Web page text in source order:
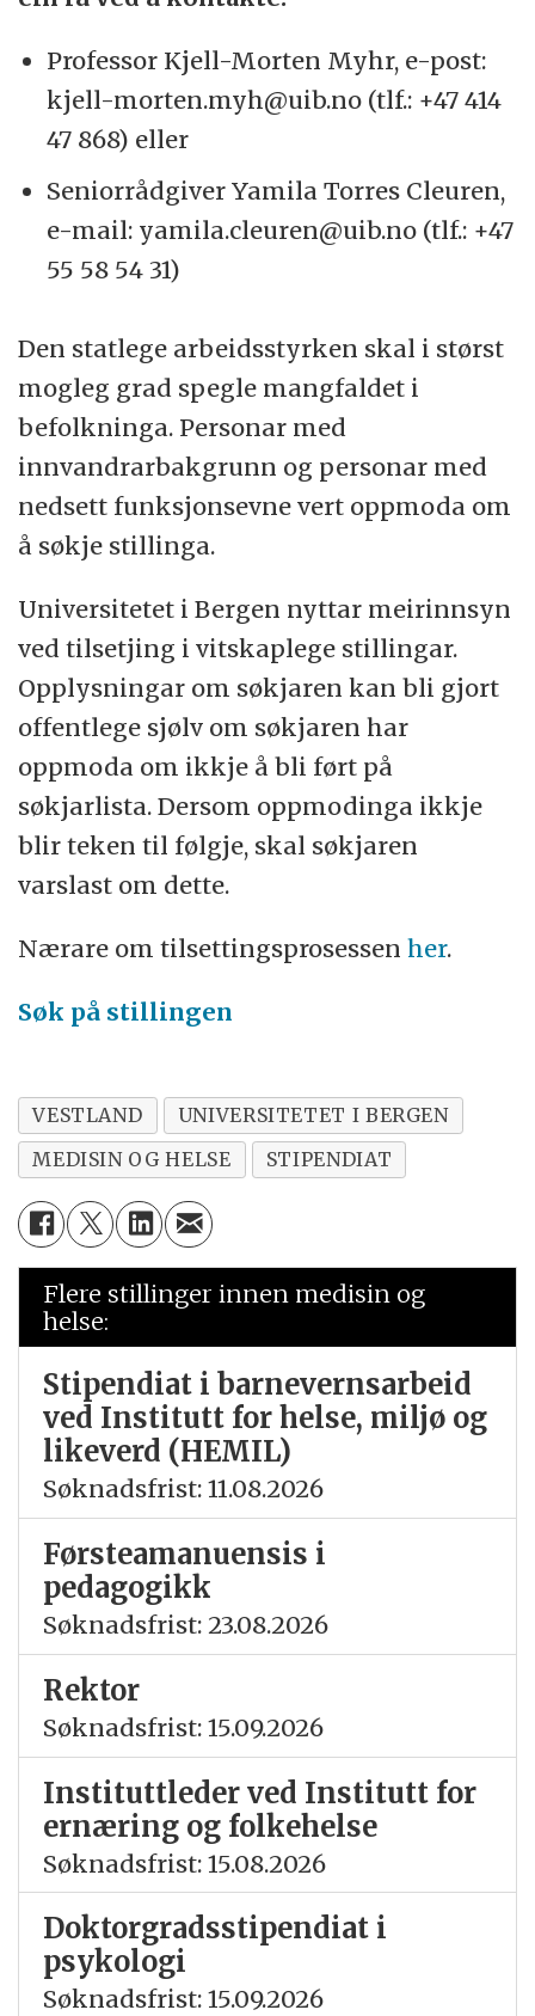
Professor Kjell-Morten Myhr, e-post:
kjell-morten.myh@uib.no (tlf.: +47 414
47 868) eller
Seniorrådgiver Yamila Torres Cleuren,
e-mail: yamila.cleuren@uib.no (tlf.: +47
55 58 54 31)
Den statlege arbeidsstyrken skal i størst
mogleg grad spegle mangfaldet i
befolkninga. Personar med
innvandrarbakgrunn og personar med
nedsett funksjonsevne vert oppmoda om
å søkje stillinga.
Universitetet i Bergen nyttar meirinnsyn
ved tilsetjing i vitskaplege stillingar.
Opplysningar om søkjaren kan bli gjort
offentlege sjølv om søkjaren har
oppmoda om ikkje å bli ført på
søkjarlista. Dersom oppmodinga ikkje
blir teken til følgje, skal søkjaren
varslast om dette.
Nærare om tilsettingsprosessenher.
Søk på stillingen
VESTLAND
UNIVERSITETET I BERGEN
MEDISIN OG HELSE
STIPENDIAT
Flere stillinger innen medisin og
helse:
Stipendiat i barnevernsarbeid
ved Institutt for helse, miljø og
likeverd (HEMIL)
Søknadsfrist: 11.08.2026
Førsteamanuensis i
pedagogikk
Søknadsfrist: 23.08.2026
Rektor
Søknadsfrist: 15.09.2026
Instituttleder ved Institutt for
ernæring og folkehelse
Søknadsfrist: 15.08.2026
Doktorgradsstipendiat i
psykologi
Søknadsfrist: 15.09.2026